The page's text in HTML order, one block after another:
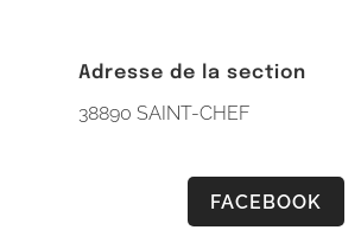
Adresse de la section
38890 SAINT-CHEF
FACEBOOK